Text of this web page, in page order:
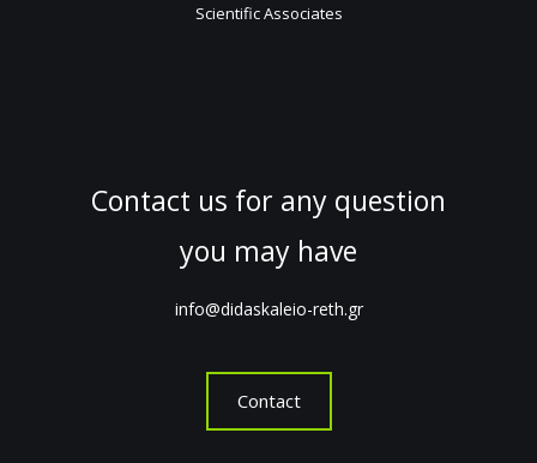
Scientific Associates
Contact us for any question
you may have
info@didaskaleio-reth.gr
Contact